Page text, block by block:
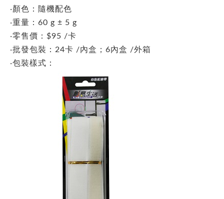
‧顏色：隨機配色
‧重量：60 g ± 5 g
‧零售價：$95 /卡
‧批發包裝：24卡 /內盒；6內盒 /外箱
‧包裝樣式：